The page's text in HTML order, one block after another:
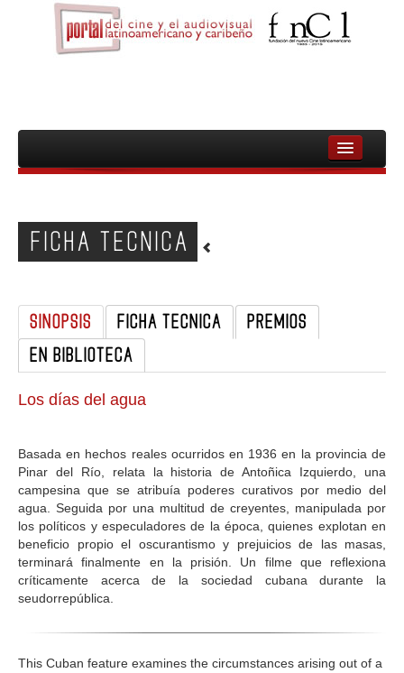
INICIO
PELICULAS
DOCUMENTALES
MUJERES
AUDIOVISUAL INDIGENA Y COMUNITARIO
FICHA TECNICA
SINOPSIS FICHA TECNICA
PREMIOS
EN BIBLIOTECA
Los días del agua
Basada en hechos reales ocurridos en 1936 en la provincia de
Pinar del Río, relata la historia de Antoñica Izquierdo, una
campesina que se atribuía poderes curativos por medio del
agua. Seguida por una multitud de creyentes, manipulada por
los políticos y especuladores de la época, quienes explotan en
beneficio propio el oscurantismo y prejuicios de las masas,
terminará finalmente en la prisión. Un filme que reflexiona
críticamente acerca de la sociedad cubana durante la
seudorrepública.
This Cuban feature examines the circumstances arising out of a